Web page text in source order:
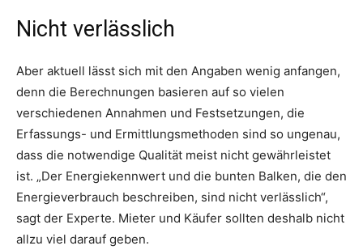
Nicht verlässlich
Aber aktuell lässt sich mit den Angaben wenig anfangen,
denn die Berechnungen basieren auf so vielen
verschiedenen Annahmen und Festsetzungen, die
Erfassungs- und Ermittlungsmethoden sind so ungenau,
dass die notwendige Qualität meist nicht gewährleistet
ist. „Der Energiekennwert und die bunten Balken, die den
Energieverbrauch beschreiben, sind nicht verlässlich“,
sagt der Experte. Mieter und Käufer sollten deshalb nicht
allzu viel darauf geben.